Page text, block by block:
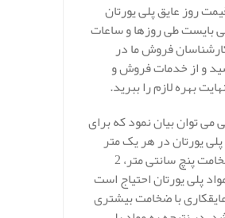
روز عایق پلی یورتان
بایست طی روزها و ساعات
فروش ما در
و از خدمات فروش و
بهره لازم را ببرید.
می توان بیان نمود که برای
یورتان در هر یک متر
مربه با ضخامت پنچ سانتی متر، 2
پلی یورتان احتیاج است
با ضخامت بیشتری